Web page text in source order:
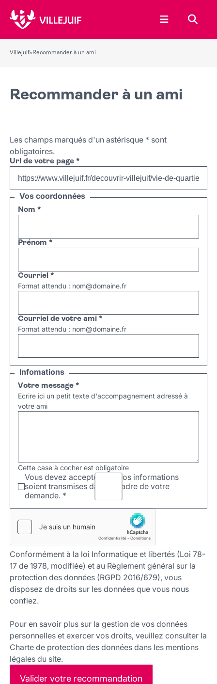
Ouvrir le
Villejuif»Recommander à un ami
Recommander à un ami
Les champs marqués d'un astérisque * sont
obligatoires.
Url de votre page *
Vos coordonnées
Nom *
Prénom *
Courriel *
Format attendu : nom@domaine.fr
Courriel de votre ami *
Format attendu : nom@domaine.fr
Infomations
Votre message *
Ecrire ici un petit texte d'accompagnement adressé à
votre ami
Cette case à cocher est obligatoire
Vous devez accepter que vos informations
soient transmises dans le cadre de votre
demande. *
Conformément à la loi Informatique et libertés (Loi 78-
17 de 1978, modifiée) et au Règlement général sur la
protection des données (RGPD 2016/679), vous
disposez de droits sur les données que vous nous
confiez.
Pour en savoir plus sur la gestion de vos données
personnelles et exercer vos droits, veuillez consulter la
Charte de protection des données dans les mentions
légales du site.
Valider votre recommandation